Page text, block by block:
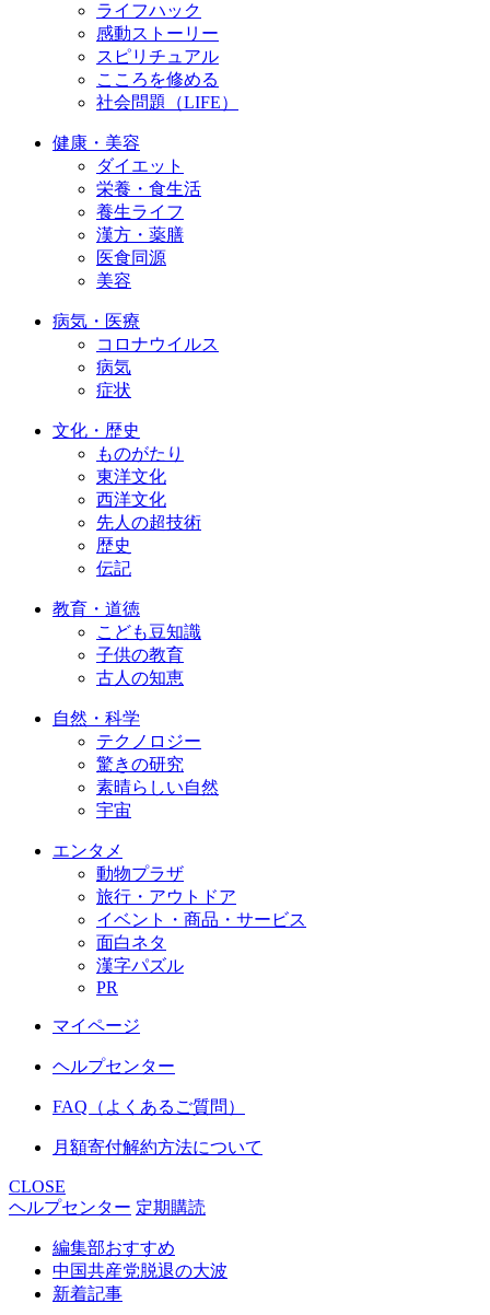
ライフハック
感動ストーリー
スピリチュアル
こころを修める
社会問題（LIFE）
健康・美容
ダイエット
栄養・食生活
養生ライフ
漢方・薬膳
医食同源
美容
病気・医療
コロナウイルス
病気
症状
文化・歴史
ものがたり
東洋文化
西洋文化
先人の超技術
歴史
伝記
教育・道徳
こども豆知識
子供の教育
古人の知恵
自然・科学
テクノロジー
驚きの研究
素晴らしい自然
宇宙
エンタメ
動物プラザ
旅行・アウトドア
イベント・商品・サービス
面白ネタ
漢字パズル
PR
マイページ
ヘルプセンター
FAQ（よくあるご質問）
月額寄付解約方法について
CLOSE
ヘルプセンター 定期購読
編集部おすすめ
中国共産党脱退の大波
新着記事